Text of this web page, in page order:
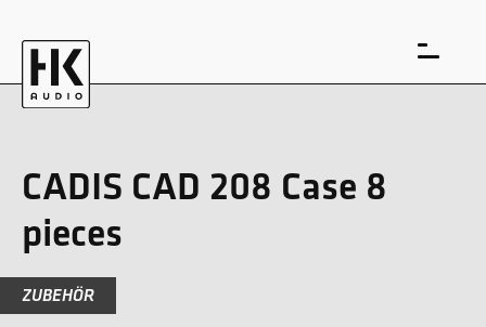
CADIS CAD 208 Case 8
pieces
ZUBEHÖR